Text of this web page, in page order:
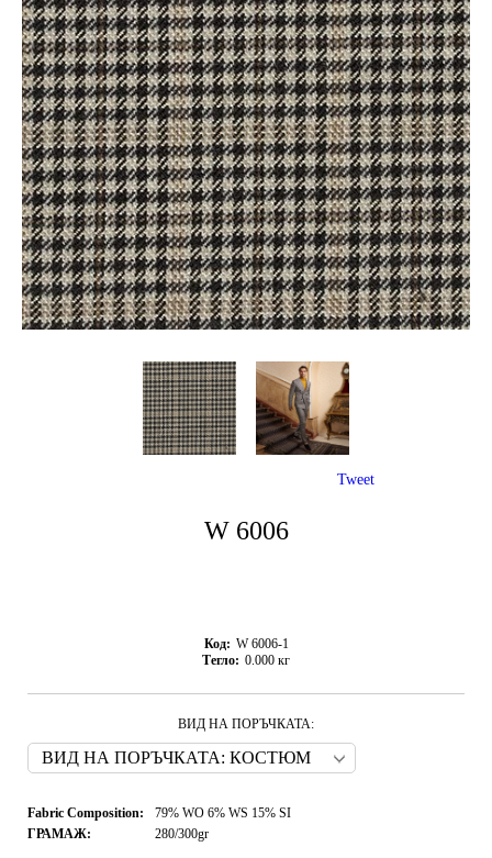
W 6006
Код: W 6006-1
Тегло: 0.000 кг
ВИД НА ПОРЪЧКАТА:
Fabric Composition:
79% WO 6% WS 15% SI
ГРАМАЖ:
280/300gr
Tweet